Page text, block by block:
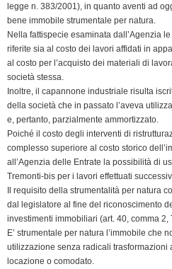
e
l
legge n. 383/2001), in quanto aventi ad
bene immobile strumentale per natura.
Nella fattispecie esaminata dall’Agenzia
riferite sia al costo dei lavori affidati in
al costo per l’acquisto dei materiali di
società stessa.
Inoltre, il capannone industriale risulta
della società che in passato l’aveva
e, pertanto, parzialmente ammortizzato.
Poiché il costo degli interventi di
complesso superiore al costo storico
all’Agenzia delle Entrate la possibilità di
Tremonti-bis per i lavori effettuati
Il requisito della strumentalità per natura
dal legislatore al fine del riconoscimento
investimenti immobiliari (art. 40, comma 2,
E’ strumentale per natura l’immobile che
utilizzazione senza radicali trasformazioni
locazione o comodato.